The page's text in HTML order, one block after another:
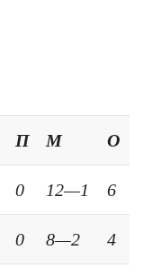
П М О
0 12—1 6
0 8—2 4